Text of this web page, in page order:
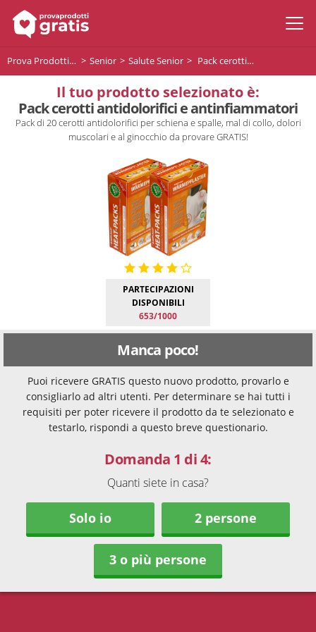
Prova Prodotti Gratis Senior Salute Senior Pack cerotti antidolorifici e antinfiammatori
Il tuo prodotto selezionato è:
Pack cerotti antidolorifici e antinfiammatori
Pack di 20 cerotti antidolorifici per schiena e spalle, mal di collo, dolori
muscolari e al ginocchio da provare GRATIS!
PARTECIPAZIONI
DISPONIBILI
653/1000
Manca poco!
Puoi ricevere GRATIS questo nuovo prodotto, provarlo e
consigliarlo ad altri utenti. Per determinare se hai tutti i
requisiti per poter ricevere il prodotto da te selezionato e
testarlo, rispondi a questo breve questionario.
Domanda 1 di 4:
Quanti siete in casa?
Solo io 2 persone
3 o più persone